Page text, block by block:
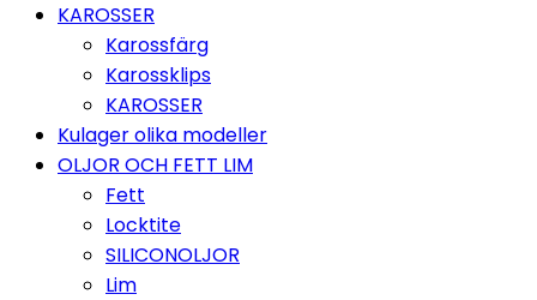
KAROSSER
Karossfärg
Karossklips
KAROSSER
Kulager olika modeller
OLJOR OCH FETT LIM
Fett
Locktite
SILICONOLJOR
Lim